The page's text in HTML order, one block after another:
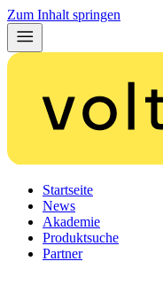
Zum Inhalt springen
Startseite
News
Akademie
Produktsuche
Partner